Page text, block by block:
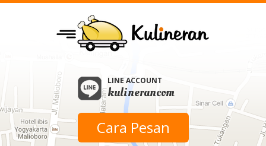
LINE ACCOUNT
kulinerancom
Cara Pesan